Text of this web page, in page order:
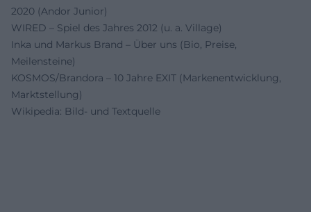
2020 (Andor Junior)
WIRED – Spiel des Jahres 2012 (u. a. Village)
Inka und Markus Brand – Über uns (Bio, Preise,
Meilensteine)
KOSMOS/Brandora – 10 Jahre EXIT (Markenentwicklung,
Marktstellung)
Wikipedia: Bild- und Textquelle